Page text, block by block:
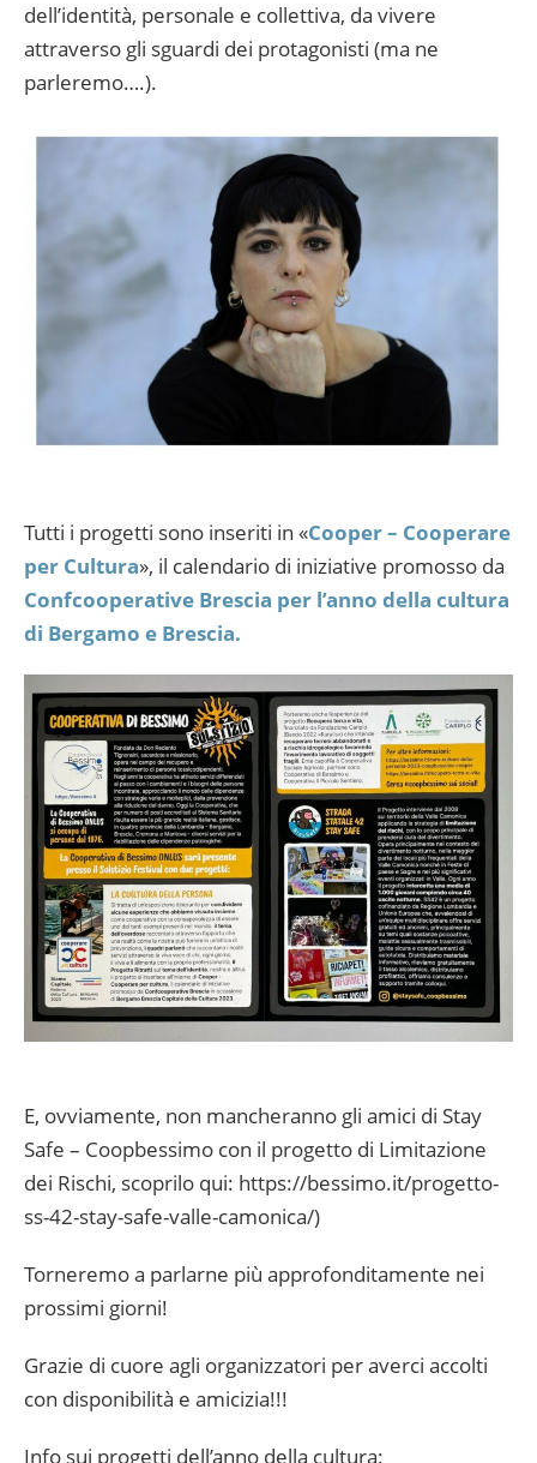
dell’identità, personale e collettiva, da vivere
attraverso gli sguardi dei protagonisti (ma ne
parleremo….).
Tutti i progetti sono inseriti in «Cooper – Cooperare
per Cultura», il calendario di iniziative promosso da
Confcooperative Brescia per l’anno della cultura
di Bergamo e Brescia.
E, ovviamente, non mancheranno gli amici di Stay
Safe – Coopbessimo con il progetto di Limitazione
dei Rischi, scoprilo qui: https://bessimo.it/progetto-
ss-42-stay-safe-valle-camonica/)
Torneremo a parlarne più approfonditamente nei
prossimi giorni!
Grazie di cuore agli organizzatori per averci accolti
con disponibilità e amicizia!!!
Info sui progetti dell’anno della cultura: